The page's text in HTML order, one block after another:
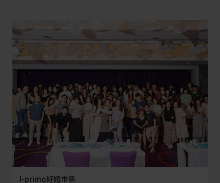
I-primo好婚市集